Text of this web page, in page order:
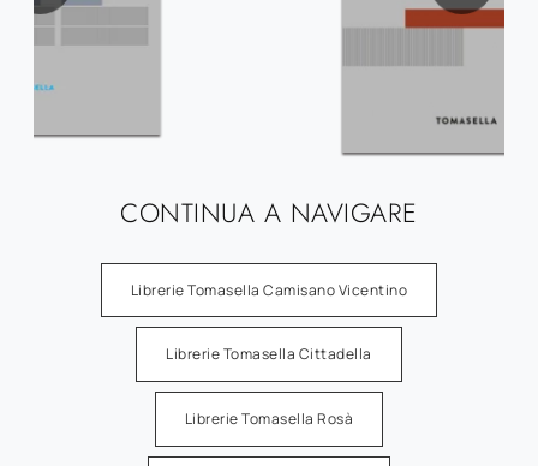
CONTINUA A NAVIGARE
Librerie Tomasella Camisano Vicentino
Librerie Tomasella Cittadella
Librerie Tomasella Rosà